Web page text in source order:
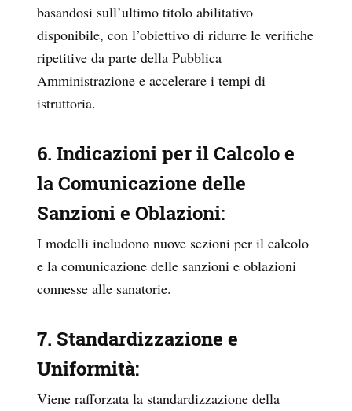
basandosi sull’ultimo titolo abilitativo
disponibile, con l’obiettivo di ridurre le verifiche
ripetitive da parte della Pubblica
Amministrazione e accelerare i tempi di
istruttoria.
6. Indicazioni per il Calcolo e
la Comunicazione delle
Sanzioni e Oblazioni:
I modelli includono nuove sezioni per il calcolo
e la comunicazione delle sanzioni e oblazioni
connesse alle sanatorie.
7. Standardizzazione e
Uniformità:
Viene rafforzata la standardizzazione della